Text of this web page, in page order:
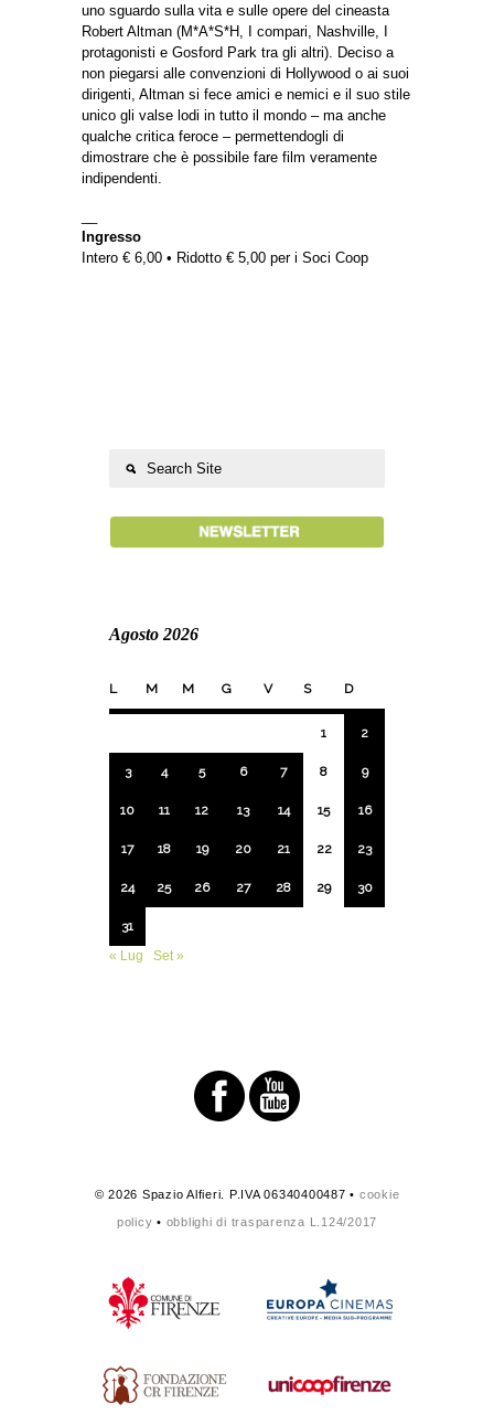
uno sguardo sulla vita e sulle opere del cineasta
Robert Altman (M*A*S*H, I compari, Nashville, I
protagonisti e Gosford Park tra gli altri). Deciso a
non piegarsi alle convenzioni di Hollywood o ai suoi
dirigenti, Altman si fece amici e nemici e il suo stile
unico gli valse lodi in tutto il mondo – ma anche
qualche critica feroce – permettendogli di
dimostrare che è possibile fare film veramente
indipendenti.
Ingresso
Intero € 6,00 • Ridotto € 5,00 per i Soci Coop
Agosto 2026
L M M G V S D
1 2
3 4 5 6 7 8 9
10 11 12 13 14 15 16
17 18 19 20 21 22 23
24 25 26 27 28 29 30
31
« Lug
Set »
© 2026 Spazio Alfieri. P.IVA 06340400487 • cookie
policy • obblighi di trasparenza L.124/2017